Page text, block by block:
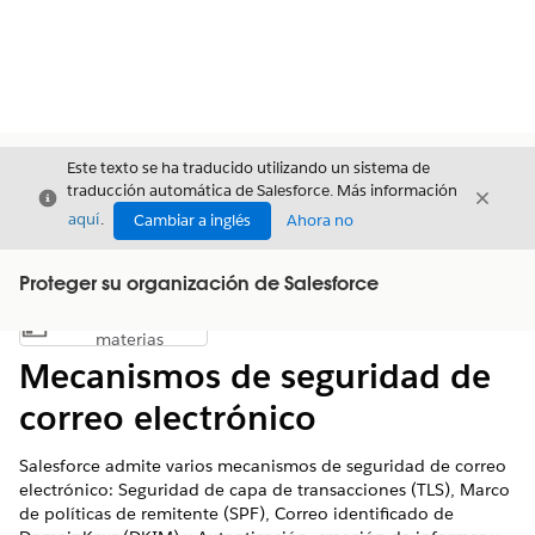
Cerrar
Este texto se ha traducido utilizando un sistema de
traducción automática de Salesforce. Más información
aquí. Cambiar a inglés Ahora no
Cerrar
Proteger su organización de Salesforce
Mostrar índice de materias
materias
Mecanismos de seguridad de
correo electrónico
Salesforce admite varios mecanismos de seguridad de correo
electrónico: Seguridad de capa de transacciones (TLS), Marco
de políticas de remitente (SPF), Correo identificado de